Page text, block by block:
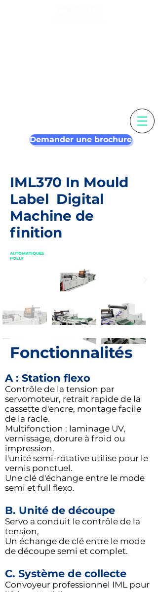
Demander une brochure
IML370 In Mould
Label Digital
Machine de
finition
AUTOMATIQUES
POLLY
Fonctionnalités
A : Station flexo
Contrôle de la tension par
servomoteur, retrait rapide de la
cassette d'encre, montage facile
de la racle.
Multifonction : laminage UV,
vernissage, dorure à froid ou
impression.
l'unité semi-rotative utilise pour le
vernis ponctuel.
Une clé d'échange entre le mode
semi et full flexo.
B. Unité de découpe
Servo a conduit le contrôle de la
tension,
Un échange de clé entre le mode
de découpe semi et complet.
C. Système de collecte
Convoyeur professionnel IML pour